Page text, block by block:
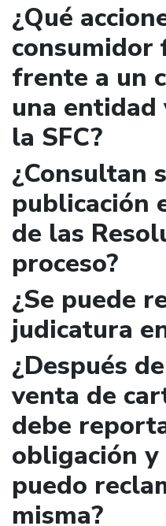
¿Qué
consumidor
frente a un
una
la SFC?
¿Consultan
publicación
de las
proceso?
¿Se puede
judicatura
¿Después
venta de
debe
obligación
puedo
misma?